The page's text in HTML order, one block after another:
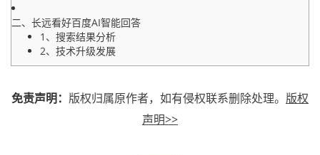
二、长远看好百度AI智能回答
1、搜索结果分析
2、技术升级发展
免责声明： 版权归属原作者，如有侵权联系删除处理。 版权
声明>>